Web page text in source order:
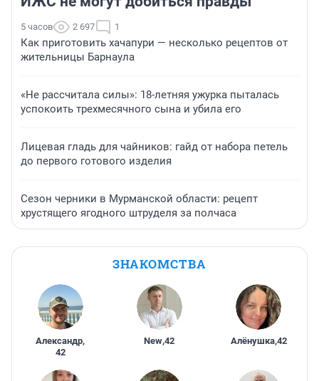
5 часов 2 697 1
Как приготовить хачапури — несколько рецептов от
жительницы Барнаула
«Не рассчитала силы»: 18-летняя ужурка пыталась
успокоить трехмесячного сына и убила его
Лицевая гладь для чайников: гайд от набора петель
до первого готового изделия
Сезон черники в Мурманской области: рецепт
хрустящего ягодного штруделя за полчаса
ЗНАКОМСТВА
Александр,
42
New,42 Алёнушка,42